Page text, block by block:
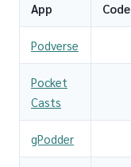
App Code
Podverse
Pocket
Casts
gPodder